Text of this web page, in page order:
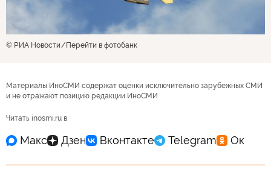
© РИА Новости Перейти в фотобанк
Материалы ИноСМИ содержат оценки исключительно зарубежных СМИ
и не отражают позицию редакции ИноСМИ
Читать inosmi.ru в